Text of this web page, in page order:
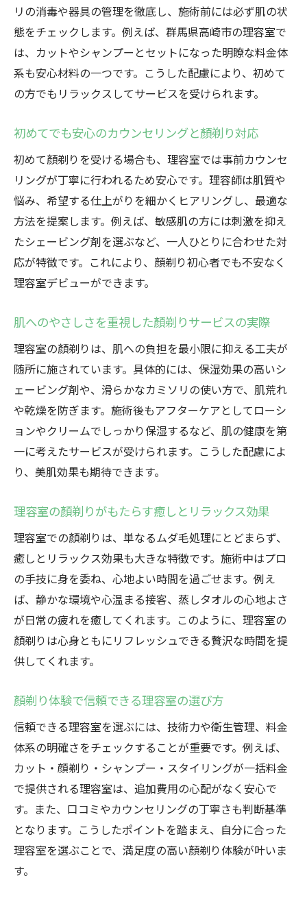
敏感肌でも安心できる顏剃りのポイント
顏剃り後のアフターケアと肌の守り方
理容室の顏剃りを満喫するための注意点
リの消毒や器具の管理を徹底し、施術前には必ず肌の状
態をチェックします。例えば、群馬県高崎市の理容室で
は、カットやシャンプーとセットになった明瞭な料金体
系も安心材料の一つです。こうした配慮により、初めて
の方でもリラックスしてサービスを受けられます。
初めてでも安心のカウンセリングと顏剃り対応
初めて顏剃りを受ける場合も、理容室では事前カウンセ
リングが丁寧に行われるため安心です。理容師は肌質や
悩み、希望する仕上がりを細かくヒアリングし、最適な
方法を提案します。例えば、敏感肌の方には刺激を抑え
たシェービング剤を選ぶなど、一人ひとりに合わせた対
応が特徴です。これにより、顏剃り初心者でも不安なく
理容室デビューができます。
肌へのやさしさを重視した顏剃りサービスの実際
理容室の顏剃りは、肌への負担を最小限に抑える工夫が
随所に施されています。具体的には、保湿効果の高いシ
ェービング剤や、滑らかなカミソリの使い方で、肌荒れ
や乾燥を防ぎます。施術後もアフターケアとしてローシ
ョンやクリームでしっかり保湿するなど、肌の健康を第
一に考えたサービスが受けられます。こうした配慮によ
り、美肌効果も期待できます。
理容室の顏剃りがもたらす癒しとリラックス効果
理容室での顏剃りは、単なるムダ毛処理にとどまらず、
癒しとリラックス効果も大きな特徴です。施術中はプロ
の手技に身を委ね、心地よい時間を過ごせます。例え
ば、静かな環境や心温まる接客、蒸しタオルの心地よさ
が日常の疲れを癒してくれます。このように、理容室の
顏剃りは心身ともにリフレッシュできる贅沢な時間を提
供してくれます。
顏剃り体験で信頼できる理容室の選び方
信頼できる理容室を選ぶには、技術力や衛生管理、料金
体系の明確さをチェックすることが重要です。例えば、
カット・顔剃り・シャンプー・スタイリングが一括料金
で提供される理容室は、追加費用の心配がなく安心で
す。また、口コミやカウンセリングの丁寧さも判断基準
となります。こうしたポイントを踏まえ、自分に合った
理容室を選ぶことで、満足度の高い顏剃り体験が叶いま
す。